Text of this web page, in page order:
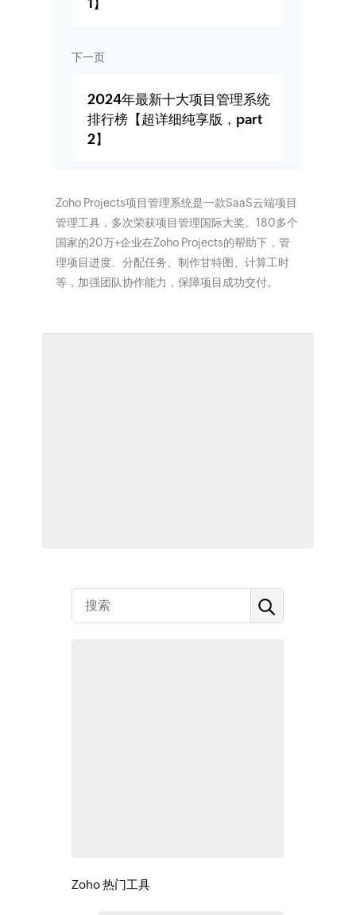
下一页
2024年最新十大项目管理系统
排行榜【超详细纯享版，part
2】
Zoho Projects项目管理系统是一款SaaS云端项目
管理工具，多次荣获项目管理国际大奖。180多个
国家的20万+企业在Zoho Projects的帮助下，管
理项目进度、分配任务、制作甘特图、计算工时
等，加强团队协作能力，保障项目成功交付。
Zoho 热门工具